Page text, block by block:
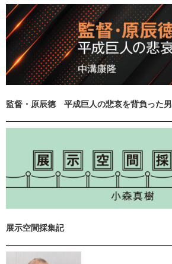
監督・原辰徳 平成巨人の悲哀を背負った男
展示空間採集記